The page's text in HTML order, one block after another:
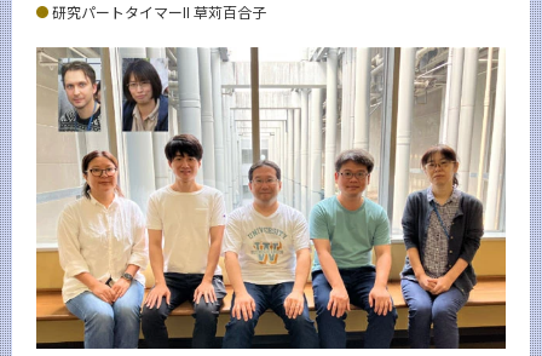
研究パートタイマーII 草苅百合子